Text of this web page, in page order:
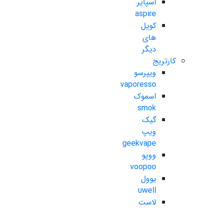
aspire
کویل
های
دیگر
کارتریج
ویپرسو
vaporesso
اسموک
smok
گیک
ویپ
geekvape
ووپو
voopoo
یوول
uwell
لاست